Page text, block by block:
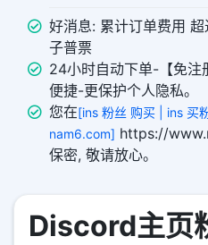
好消息: 累计订单费用
子普票
24小时自动下单-【免
便捷-更保护个人隐私。
您在[ins 粉丝 购买 | ins 买
nam6.com] https://
保密, 敬请放心。
Discord主页